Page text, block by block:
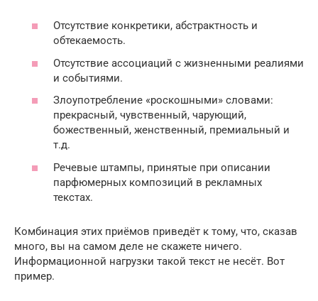
Отсутствие конкретики, абстрактность и
обтекаемость.
Отсутствие ассоциаций с жизненными реалиями
и событиями.
Злоупотребление «роскошными» словами:
прекрасный, чувственный, чарующий,
божественный, женственный, премиальный и
т.д.
Речевые штампы, принятые при описании
парфюмерных композиций в рекламных
текстах.
Комбинация этих приёмов приведёт к тому, что, сказав
много, вы на самом деле не скажете ничего.
Информационной нагрузки такой текст не несёт. Вот
пример.